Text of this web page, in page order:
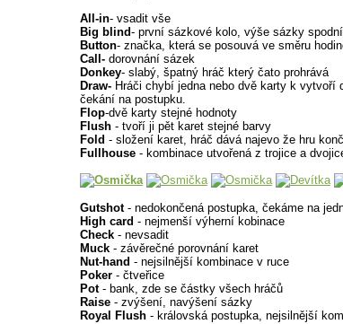
All-in- vsadit vše
Big blind- první sázkové kolo, výše sázky
Button- značka, která se posouvá ve směru
Call- dorovnání sázek
Donkey- slabý, špatný hráč který čato prohrává
Draw- Hráči chybí jedna nebo dvě karty k vytvoří
čekání na postupku.
Flop-dvě karty stejné hodnoty
Flush - tvoří ji pět karet stejné barvy
Fold - složení karet, hráč dává najevo že hru
Fullhouse - kombinace utvořená z trojice a
Gutshot- nedokončená postupka, čekáme na
High card - nejmenší výherní kobinace
Check - nevsadit
Muck - závěrečné porovnání karet
Nut-hand - nejsilnější kombinace v ruce
Poker - čtveřice
Pot- bank, zde se částky všech hráčů
Raise - zvýšení, navýšení sázky
Royal Flush - královská postupka, nejsilnější